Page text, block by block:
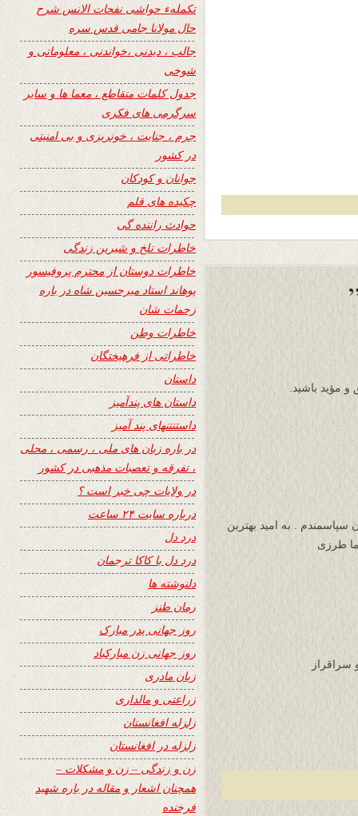
مؤید باشید.
. به امید بهترین
تکملهء حواشی نفحات الانس شرح
حال مولانا جامی قدس سره
جالب ، دیدنی ،خواندنی ، معلوماتی و
شوخی
جدول کلمات متقاطع ، معما ها و سایر
سرگرمی های فکری
جرم ، جنایت ، خونریزی و بی امنیتی
در کشور
جوانان و کودکان
چکیده های قلم
حوادث راننده گی
خاطرات تلخ و شیرین زندگی
خاطرات دوستان از محترم پروفیسور
پوهاند استاد میرحسین شاه در باره
زحمات شان
خاطرات وطن
خاطراتی از فرهیختگان
داستان
داستان های پندآمیز
داستنتنهای پند آمیز
در باره زبان های ملی ، رسمی ، محلی
، تفرقه و تعصبات مذهبی در کشور
در ولایات چی خبر است ؟
درباره سایت ۲۴ ساعت
درد دل
درد دل با کاکا ترجمان
دلنوشته ها
رمان طنز
روز جهانی پدر مبارک
روز جهانی زن مبارکباد
زبان مادری
زراعتی و مالداری
زلزله افغانستان
زلزله در افغانستان
زن و زندگی – زن و مشکلات –
همچنان اشعار و مقاله در باره شهید
فرخنده